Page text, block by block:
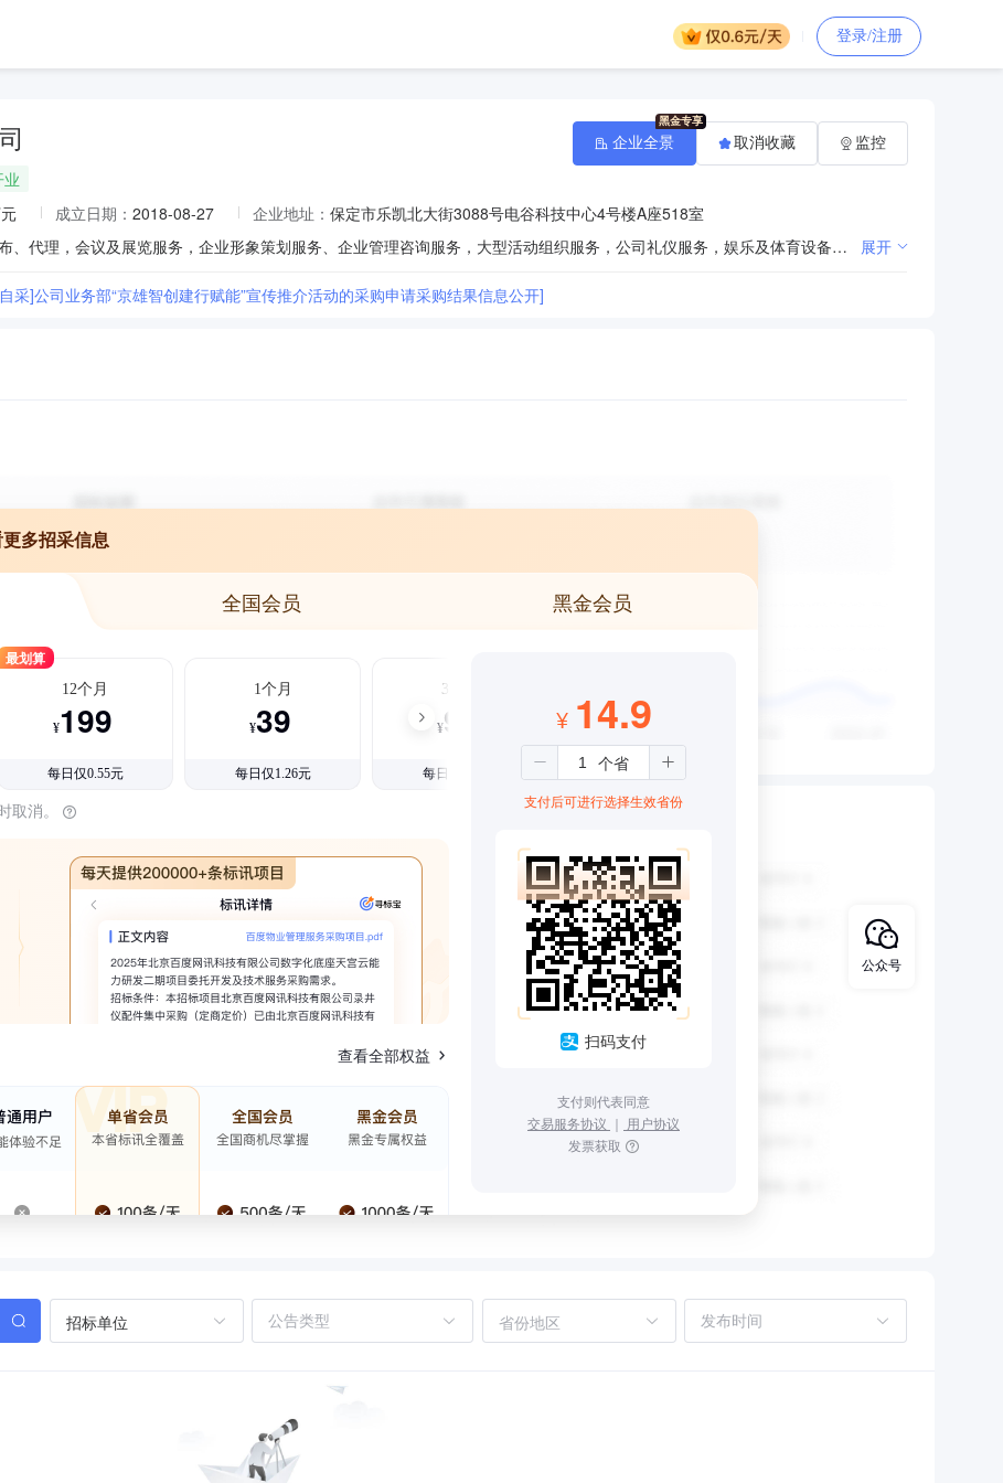
登录/注册
业
成立日期： 2018-08-27 企业地址： 保定市乐凯北大街3088号电谷科技中心4号楼A座518室
文学创作服务，广告制作、发布、代理，会议及展览服务，企业形象策划服务、企业管理咨询服务，大型活动组织服务，公司礼仪服务，娱乐及体育设备出租，包装装潢设计服务，软件开发，建筑装饰装修工程施工，建材批发，钢结构工程施工，路牌、路标、广告牌安装施工，摄影服务，美术图案设计服务，动漫及衍生产品设计服务，舞台美术设计服务，展台设计服务，舞台设备、器材出租，音响设备出租服务。（依法须经批准的项目，经相关部门批准后方可开展经营活动） 展开
采]公司业务部“京雄智创建行赋能”宣传推介活动的采购申请采购结果信息公开]
企业全景 取消收藏 监控
多招采信息
全国会员 黑金会员
最划算
12个月
¥199
每日仅0.55元
1个月
¥39
每日仅1.26元
3个月
¥99
每日仅1.08元
取消。
查看全部权益
¥ 14.9
支付后可进行选择生效省份
扫码支付
支付则代表同意
交易服务协议 ｜ 用户协议
发票获取
招标单位 省份地区
公众号